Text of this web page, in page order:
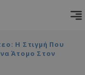
Η Στιγμή Που
Άτομο Στον